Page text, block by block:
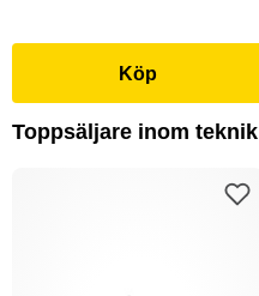
Köp
Toppsäljare inom teknik